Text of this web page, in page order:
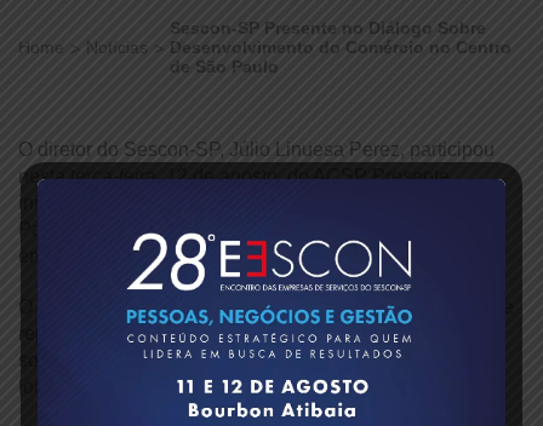
Home Notícias
Sescon-SP Presente no Diálogo Sobre
Desenvolvimento do Comércio no Centro
de São Paulo
O diretor do Sescon-SP, Júlio Linuesa Perez, participou
nesta terça-feira, 12 de agosto, do ACSP Presente,
iniciativa promovida pela Associação Comercial de São
Paulo Distrital Centro para aproximar a presidência da
entidade das diferentes regiões da capital.
O encontro reuniu empresários, lideranças comunitárias e
representantes da sociedade civil em um diálogo aberto
sobre os anseios, desafios e oportunidades do comércio